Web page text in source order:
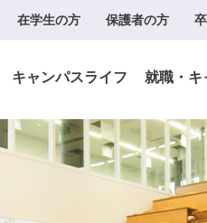
在学生の方 保護者の方
キャンパスライフ 就職・キ